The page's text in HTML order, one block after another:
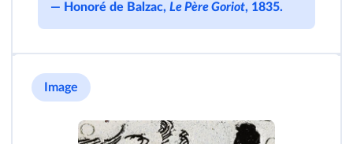
― Honoré de Balzac, Le Père Goriot, 1835.
Image